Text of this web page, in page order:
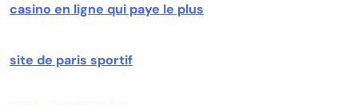
casino en ligne qui paye le plus
site de paris sportif